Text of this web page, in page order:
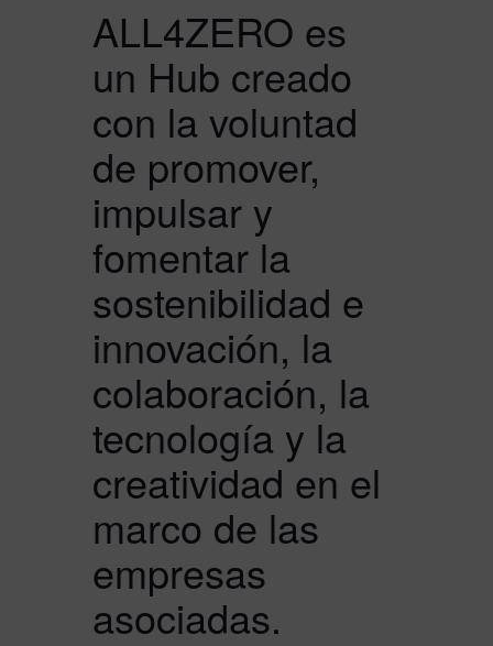
ALL4ZERO es
un Hub creado
con la voluntad
de promover,
impulsar y
fomentar la
sostenibilidad e
innovación, la
colaboración, la
tecnología y la
creatividad en el
marco de las
empresas
asociadas.